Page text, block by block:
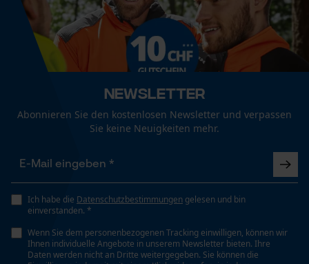
Newsletter
Abonnieren Sie den kostenlosen Newsletter und verpassen
Sie keine Neuigkeiten mehr.
Ich habe die Datenschutzbestimmungen gelesen und bin
einverstanden. *
Wenn Sie dem personenbezogenen Tracking einwilligen, können wir
Ihnen individuelle Angebote in unserem Newsletter bieten. Ihre
Daten werden nicht an Dritte weitergegeben. Sie können die